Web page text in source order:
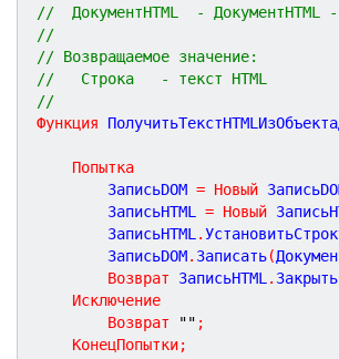
//  ДокументHTML  - ДокументHTML
//
// Возвращаемое значение:
//   Строка   - текст HTML
//
Функция
Попытка
		ЗаписьDOM
= Новый
		ЗаписьHTML
= Новый
		ЗаписьHTML
.
		ЗаписьDOM
. Записать(
Возврат ЗаписьHTML . Закрыть
Исключение
Возврат
"" ;
КонецПопытки;